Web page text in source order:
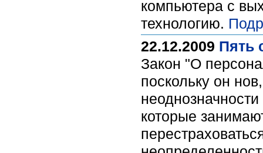
компьютера с
технологию.
22.12.2009 Пять
Закон "О
поскольку он
которые